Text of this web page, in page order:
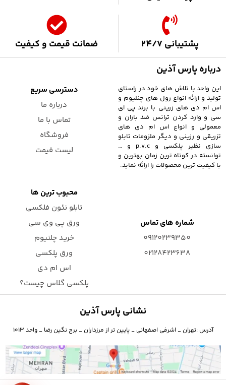
پشتیبانی 24/7
ضمانت قیمت و کیفیت
درباره پارس آذین
این واحد با تلاش های خود در راستای
تولید و ارائه انواع رول های چنلیوم و
اس ام دی های زرینی با برند پی ای
سی و وارد کردن ترانس ضد باران و
معمولی و انواع اس ام دی های
تزریقی و رزینی و دیگر ملزومات تابلو
سازی نظیر پلکسی و p.v.c و …
توانسته در کوتاه ترین زمان بهترین و
با کیفیت ترین محصولات را ارائه نماید.
دسترسی سریع
درباره ما
تماس با ما
فروشگاه
لیست قیمت
شماره های تماس
09120239350
02128423638
محبوب ترین ها
تابلو نئون فلکسی
ورق پی وی سی
خرید چلنیوم
ورق پلکسی
اس ام دی
پلکسی گلاس چیست؟
نشانی پارس آذین
آدرس :تهران _ اشرفی اصفهانی _ پایین تر از مرزداران _ برج نگین رضا _ واحد ۱۰۱۳